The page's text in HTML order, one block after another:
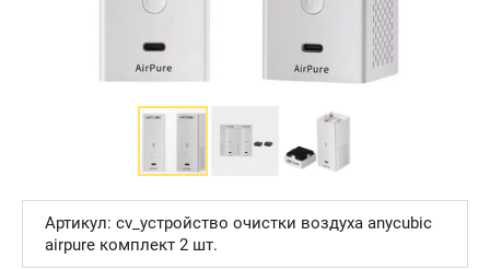
Артикул: cv_устройство очистки воздуха anycubic
airpure комплект 2 шт.